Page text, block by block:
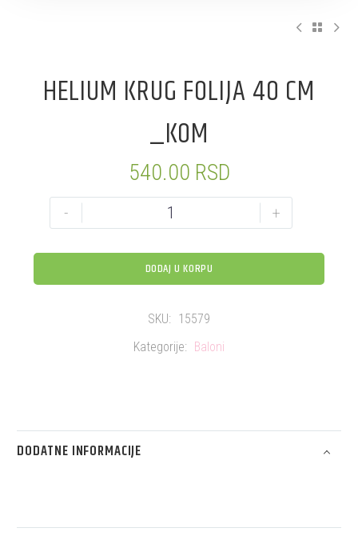
HELIUM KRUG FOLIJA 40 CM
_KOM
540.00 RSD
- +
DODAJ U KORPU
SKU: 15579
Kategorije: Baloni
DODATNE INFORMACIJE